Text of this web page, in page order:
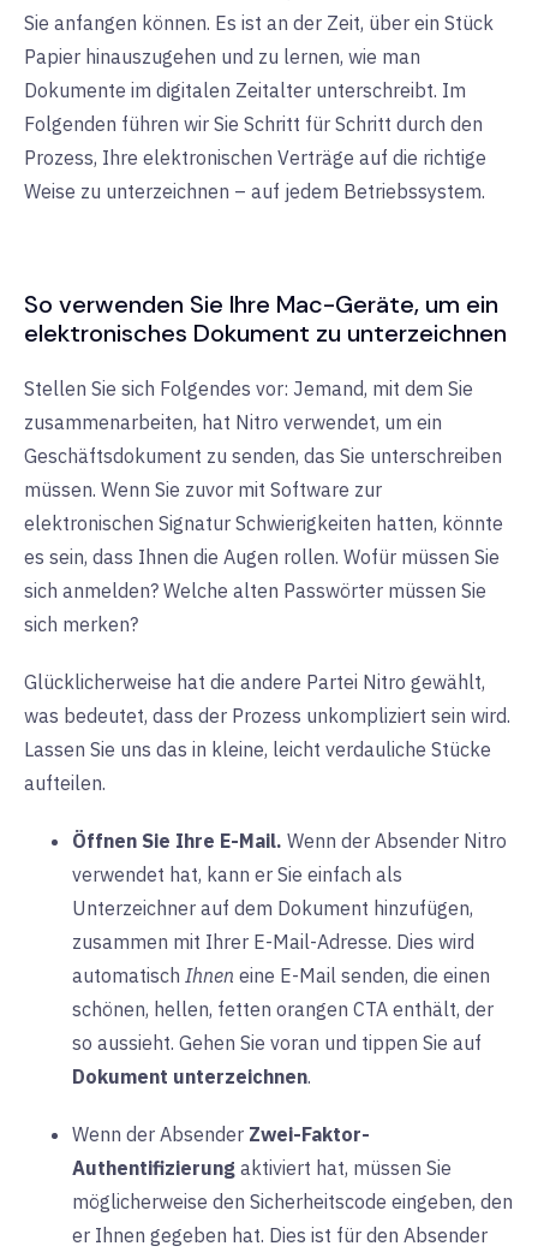
Sie anfangen können. Es ist an der Zeit, über ein Stück
Papier hinauszugehen und zu lernen, wie man
Dokumente im digitalen Zeitalter unterschreibt. Im
Folgenden führen wir Sie Schritt für Schritt durch den
Prozess, Ihre elektronischen Verträge auf die richtige
Weise zu unterzeichnen – auf jedem Betriebssystem.
So verwenden Sie Ihre Mac-Geräte, um ein
elektronisches Dokument zu unterzeichnen
Stellen Sie sich Folgendes vor: Jemand, mit dem Sie
zusammenarbeiten, hat Nitro verwendet, um ein
Geschäftsdokument zu senden, das Sie unterschreiben
müssen. Wenn Sie zuvor mit Software zur
elektronischen Signatur Schwierigkeiten hatten, könnte
es sein, dass Ihnen die Augen rollen. Wofür müssen Sie
sich anmelden? Welche alten Passwörter müssen Sie
sich merken?
Glücklicherweise hat die andere Partei Nitro gewählt,
was bedeutet, dass der Prozess unkompliziert sein wird.
Lassen Sie uns das in kleine, leicht verdauliche Stücke
aufteilen.
Öffnen Sie Ihre E-Mail. Wenn der Absender Nitro
verwendet hat, kann er Sie einfach als
Unterzeichner auf dem Dokument hinzufügen,
zusammen mit Ihrer E-Mail-Adresse. Dies wird
automatisch Ihnen eine E-Mail senden, die einen
schönen, hellen, fetten orangen CTA enthält, der
so aussieht. Gehen Sie voran und tippen Sie auf
Dokument unterzeichnen.
Wenn der Absender Zwei-Faktor-
Authentifizierung aktiviert hat, müssen Sie
möglicherweise den Sicherheitscode eingeben, den
er Ihnen gegeben hat. Dies ist für den Absender